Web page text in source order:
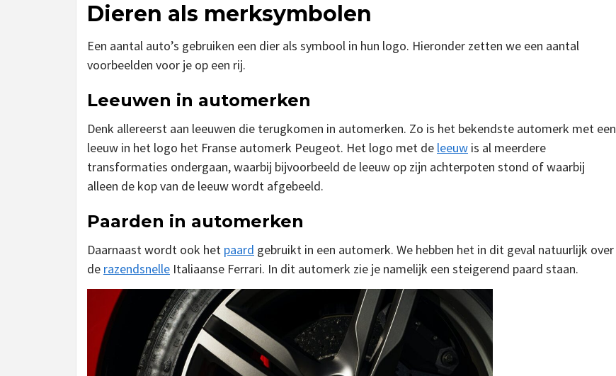
Dieren als merksymbolen
Een aantal auto’s gebruiken een dier als symbool in hun logo. Hieronder zetten we een aantal
voorbeelden voor je op een rij.
Leeuwen in automerken
Denk allereerst aan leeuwen die terugkomen in automerken. Zo is het bekendste automerk met een
leeuw in het logo het Franse automerk Peugeot. Het logo met de leeuw is al meerdere
transformaties ondergaan, waarbij bijvoorbeeld de leeuw op zijn achterpoten stond of waarbij
alleen de kop van de leeuw wordt afgebeeld.
Paarden in automerken
Daarnaast wordt ook het paard gebruikt in een automerk. We hebben het in dit geval natuurlijk over
de razendsnelle Italiaanse Ferrari. In dit automerk zie je namelijk een steigerend paard staan.